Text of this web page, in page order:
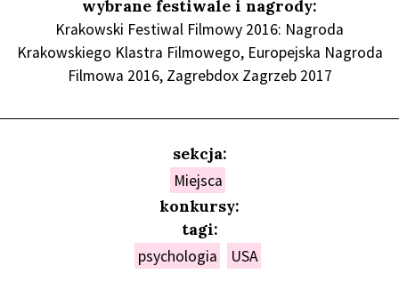
wybrane festiwale i nagrody:
Krakowski Festiwal Filmowy 2016: Nagroda
Krakowskiego Klastra Filmowego, Europejska Nagroda
Filmowa 2016, Zagrebdox Zagrzeb 2017
sekcja:
Miejsca
konkursy:
tagi:
psychologia USA